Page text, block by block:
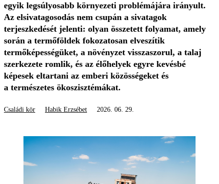
egyik legsúlyosabb környezeti problémájára irányult.
Az elsiva­ta­go­sodás nem csupán a sivatagok
terjeszkedését jelenti: olyan összetett folyamat, amely
során a termőföldek fokozatosan elveszítik
termőképességüket, a növényzet visszaszorul, a talaj
szerkezete romlik, és az élőhelyek egyre kevésbé
képesek eltartani az emberi közösségeket és
a természetes ökoszisztémákat.
Családi kör Habik Erzsébet 2026. 06. 29.